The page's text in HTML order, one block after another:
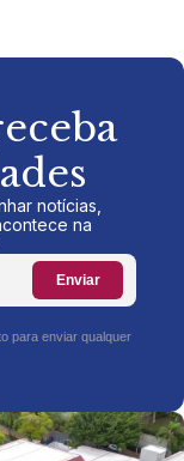
notícias,
na
Enviar
para enviar qualquer